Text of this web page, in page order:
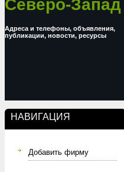
Северо-Запад
Адреса и телефоны, объявления,
публикации, новости, ресурсы
НАВИГАЦИЯ
Добавить фирму